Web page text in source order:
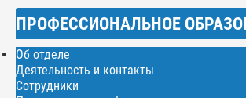
ПРОФЕССИОНАЛЬНОЕ
Об отделе
Деятельность и контакты
Сотрудники